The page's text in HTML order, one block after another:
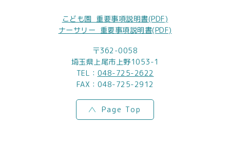
こども園_重要事項説明書(PDF)
ナーサリー_重要事項説明書(PDF)
〒362-0058
埼玉県上尾市上野1053-1
TEL： 048-725-2622
FAX：048-725-2912
Page Top